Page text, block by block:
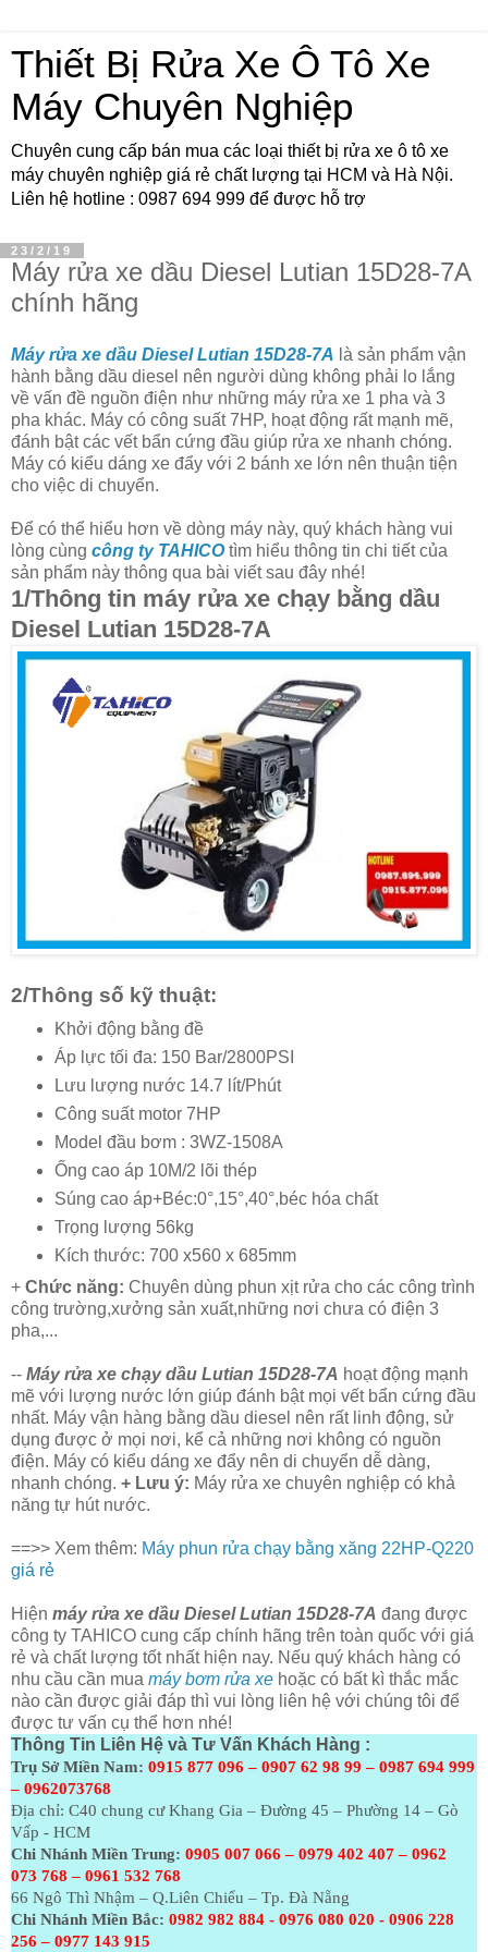
Thiết Bị Rửa Xe Ô Tô Xe
Máy Chuyên Nghiệp
Chuyên cung cấp bán mua các loại thiết bị rửa xe ô tô xe
máy chuyên nghiệp giá rẻ chất lượng tại HCM và Hà Nội.
Liên hệ hotline : 0987 694 999 để được hỗ trợ
23/2/19
Máy rửa xe dầu Diesel Lutian 15D28-7A
chính hãng
Máy rửa xe dầu DieselLutian 15D28-7A là sản phẩm vận
hành bằng dầu diesel nên người dùng không phải lo lắng
về vấn đề nguồn điện như những máy rửa xe 1 pha và 3
pha khác. Máy có công suất 7HP, hoạt động rất mạnh mẽ,
đánh bật các vết bẩn cứng đầu giúp rửa xe nhanh chóng.
Máy có kiểu dáng xe đẩy với 2 bánh xe lớn nên thuận tiện
cho việc di chuyển.
Để có thể hiểu hơn về dòng máy này, quý khách hàng vui
lòng cùng công ty TAHICOtìm hiểu thông tin chi tiết của
sản phẩm này thông qua bài viết sau đây nhé!
1/Thông tin máy rửa xe chạy bằng dầu
Diesel Lutian 15D28-7A
2/Thông số kỹ thuật:
Khởi động bằng đề
Áp lực tối đa: 150 Bar/2800PSI
Lưu lượng nước 14.7 lít/Phút
Công suất motor 7HP
Model đầu bơm : 3WZ-1508A
Ống cao áp 10M/2 lõi thép
Súng cao áp+Béc:0°,15°,40°,béc hóa chất
Trọng lượng 56kg
Kích thước: 700 x560 x 685mm
+ Chức năng: Chuyên dùng phun xịt rửa cho các công trình
công trường,xưởng sản xuất,những nơi chưa có điện 3
pha,...
-- Máy rửa xe chạy dầu Lutian 15D28-7A hoạt động mạnh
mẽ với lượng nước lớn giúp đánh bật mọi vết bẩn cứng đầu
nhất. Máy vận hàng bằng dầu diesel nên rất linh động, sử
dụng được ở mọi nơi, kể cả những nơi không có nguồn
điện. Máy có kiểu dáng xe đẩy nên di chuyển dễ dàng,
nhanh chóng. + Lưu ý: Máy rửa xe chuyên nghiệp có khả
năng tự hút nước.
==>> Xem thêm: Máy phun rửa chạy bằng xăng 22HP-Q220
giá rẻ
Hiện máy rửa xe dầu Diesel Lutian 15D28-7A đang được
công ty TAHICO cung cấp chính hãng trên toàn quốc với giá
rẻ và chất lượng tốt nhất hiện nay. Nếu quý khách hàng có
nhu cầu cần mua máy bơm rửa xe hoặc có bất kì thắc mắc
nào cần được giải đáp thì vui lòng liên hệ với chúng tôi để
được tư vấn cụ thể hơn nhé!
Thông Tin Liên Hệ và Tư Vấn Khách Hàng :
Trụ Sở Miền Nam: 0915 877 096 – 0907 62 98 99 – 0987 694 999
– 0962073768
Địa chỉ: C40 chung cư Khang Gia – Đường 45 – Phường 14 – Gò
Vấp - HCM
Chi Nhánh Miền Trung: 0905 007 066 – 0979 402 407 – 0962
073 768 – 0961 532 768
66 Ngô Thì Nhậm – Q.Liên Chiểu – Tp. Đà Nẵng
Chi Nhánh Miền Bắc: 0982 982 884 - 0976 080 020 - 0906 228
256 – 0977 143 915